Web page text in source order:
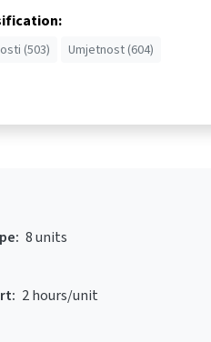
(503) Umjetnost (604)
8 units
2 hours/unit